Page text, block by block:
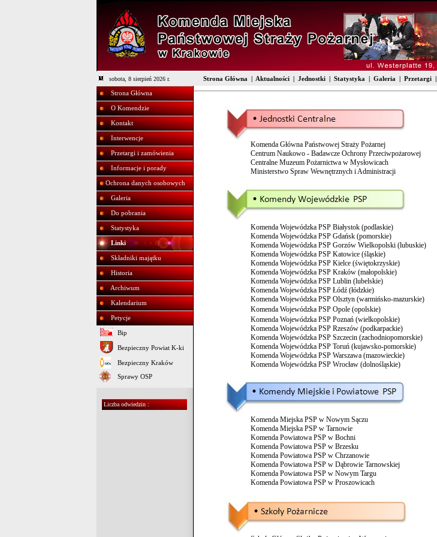
sobota, 8 sierpień 2026 r. Strona Główna | Aktualności| Jednostki| Statystyka | Galeria | Przetargi|
Strona Główna
O Komendzie
Kontakt
Interwencje
Przetargi i zamówienia
Informacje i porady
Ochrona danych osobowych
Galeria
Do pobrania
Statystyka
Linki
Składniki majątku
Historia
Archiwum
Kalendarium
Petycje
Bip
Bezpieczny Powiat K-ki
Bezpieczny Kraków
Sprawy OSP
Liczba odwiedzin :
Komenda Główna Państwowej Straży Pożarnej
Centrum Naukowo - Badawcze Ochrony Przeciwpożarowej
Centralne Muzeum Pożarnictwa w Mysłowicach
Ministerstwo Spraw Wewnętrznych i Administracji
Komenda Wojewódzka PSP Białystok (podlaskie)
Komenda Wojewódzka PSP Gdańsk (pomorskie)
Komenda Wojewódzka PSP Gorzów Wielkopolski (lubuskie)
Komenda Wojewódzka PSP Katowice (śląskie)
Komenda Wojewódzka PSP Kielce (świętokrzyskie)
Komenda Wojewódzka PSP Kraków (małopolskie)
Komenda Wojewódzka PSP Lublin (lubelskie)
Komenda Wojewódzka PSP Łódź (łódzkie)
Komenda Wojewódzka PSP Olsztyn (warmińsko-mazurskie)
Komenda Wojewódzka PSP Opole (opolskie)
Komenda Wojewódzka PSP Poznań (wielkopolskie)
Komenda Wojewódzka PSP Rzeszów (podkarpackie)
Komenda Wojewódzka PSP Szczecin (zachodniopomorskie)
Komenda Wojewódzka PSP Toruń (kujawsko-pomorskie)
Komenda Wojewódzka PSP Warszawa (mazowieckie)
Komenda Wojewódzka PSP Wrocław (dolnośląskie)
Komenda Miejska PSP w Nowym Sączu
Komenda Miejska PSP w Tarnowie
Komenda Powiatowa PSP w Bochni
Komenda Powiatowa PSP w Brzesku
Komenda Powiatowa PSP w Chrzanowie
Komenda Powiatowa PSP w Dąbrowie Tarnowskiej
Komenda Powiatowa PSP w Nowym Targu
Komenda Powiatowa PSP w Proszowicach